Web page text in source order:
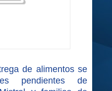
de alimentos se
pendientes de